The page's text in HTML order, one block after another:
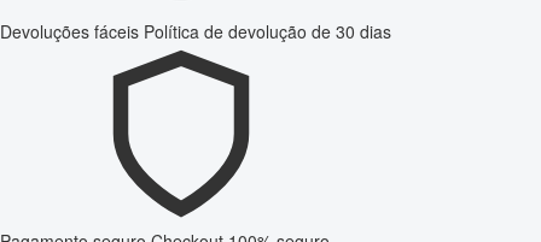
Devoluções fáceis Política de devolução de 30 dias